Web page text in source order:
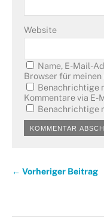
Website
Name, E-Mail-
Browser für
Benachrichtige
Kommentare via E-
Benachrichtige
← Vorheriger Beitrag